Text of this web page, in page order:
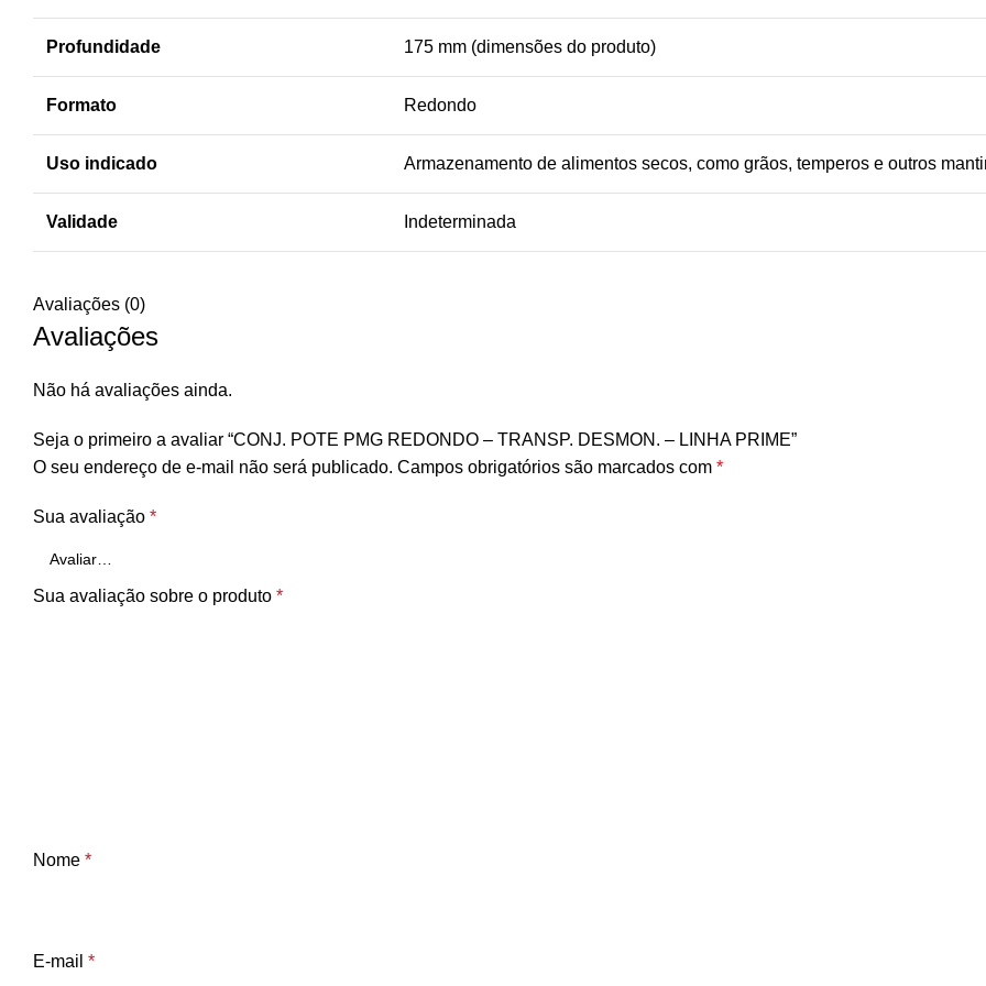
Profundidade 175 mm (dimensões do produto)
Formato Redondo
Uso indicado Armazenamento de alimentos secos, como grãos, temperos e outros
Validade Indeterminada
Avaliações (0)
Avaliações
Não há avaliações ainda.
Seja o primeiro a avaliar “CONJ. POTE PMG REDONDO – TRANSP. DESMON. – LINHA PRIME”
O seu endereço de e-mail não será publicado. Campos obrigatórios são marcados com *
Sua avaliação *
Sua avaliação sobre o produto *
Nome *
E-mail *